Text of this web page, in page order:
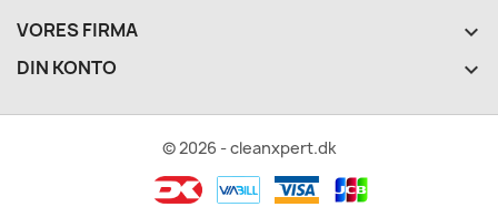
VORES FIRMA 
DIN KONTO 
© 2026 - cleanxpert.dk